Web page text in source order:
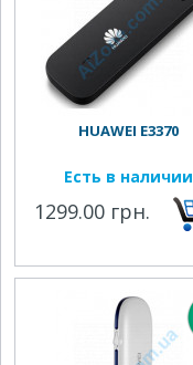
HUAWEI E3370
Есть в наличии
1299.00 грн.